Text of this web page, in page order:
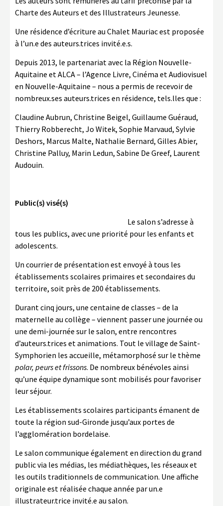
Charte des Auteurs et des Illustrateurs Jeunesse.
Une résidence d’écriture au Chalet Mauriac est proposée
à l’un.e des auteurs.trices invité.e.s.
Depuis 2013, le partenariat avec la Région Nouvelle-
Aquitaine et ALCA – l’Agence Livre, Cinéma et Audiovisuel
en Nouvelle-Aquitaine – nous a permis de recevoir de
nombreux.ses auteurs.trices en résidence, tels.lles que :
Claudine Aubrun, Christine Beigel, Guillaume Guéraud,
Thierry Robberecht, Jo Witek, Sophie Marvaud, Sylvie
Deshors, Marcus Malte, Nathalie Bernard, Gilles Abier,
Christine Palluy, Marin Ledun, Sabine De Greef, Laurent
Audouin.
Public(s) visé(s)
Le salon s’adresse à
tous les publics, avec une priorité pour les enfants et
adolescents.
Un courrier de présentation est envoyé à tous les
établissements scolaires primaires et secondaires du
territoire, soit près de 200 établissements.
Durant cinq jours, une centaine de classes – de la
maternelle au collège – viennent passer une journée ou
une demi-journée sur le salon, entre rencontres
d’auteurs.trices et animations. Tout le village de Saint-
Symphorien les accueille, métamorphosé sur le thème
polar, peurs et frissons. De nombreux bénévoles ainsi
qu’une équipe dynamique sont mobilisés pour favoriser
leur séjour.
Les établissements scolaires participants émanent de
toute la région sud-Gironde jusqu’aux portes de
l’agglomération bordelaise.
Le salon communique également en direction du grand
public via les médias, les médiathèques, les réseaux et
les outils traditionnels de communication. Une affiche
originale est réalisée chaque année par un.e
illustrateur.trice invité.e au salon.